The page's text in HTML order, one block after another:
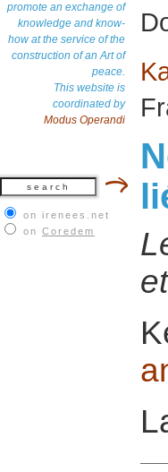
promote an exchange of
knowledge and know-
how at the service of the
construction of an Art of
peace.
This website is
coordinated by
Modus Operandi
on irenees.net
on Coredem